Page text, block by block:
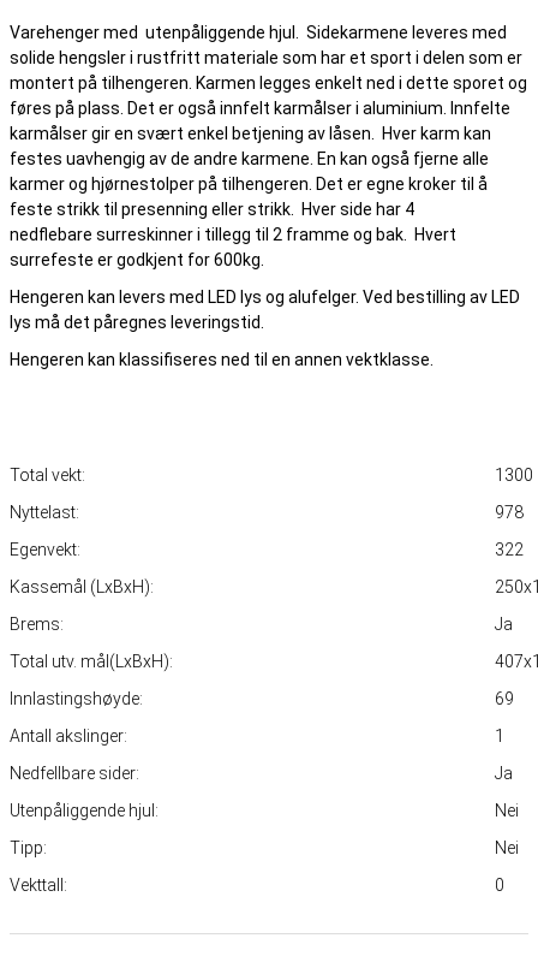
Varehenger med utenpåliggende hjul. Sidekarmene leveres med
solide hengsler i rustfritt materiale som har et sport i delen som er
montert på tilhengeren. Karmen legges enkelt ned i dette sporet og
føres på plass. Det er også innfelt karmålser i aluminium. Innfelte
karmålser gir en svært enkel betjening av låsen. Hver karm kan
festes uavhengig av de andre karmene. En kan også fjerne alle
karmer og hjørnestolper på tilhengeren. Det er egne kroker til å
feste strikk til presenning eller strikk. Hver side har 4
nedflebare surreskinner i tillegg til 2 framme og bak. Hvert
surrefeste er godkjent for 600kg.
Hengeren kan levers med LED lys og alufelger. Ved bestilling av LED
lys må det påregnes leveringstid.
Hengeren kan klassifiseres ned til en annen vektklasse.
Total vekt:
1300
Nyttelast:
978
Egenvekt:
322
Kassemål (LxBxH):
Brems:
Ja
Total utv. mål(LxBxH):
Innlastingshøyde:
69
Antall akslinger:
1
Nedfellbare sider:
Ja
Utenpåliggende hjul:
Nei
Tipp:
Nei
Vekttall:
0